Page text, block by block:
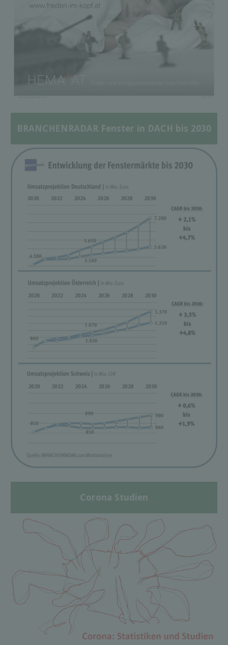
BRANCHENRADAR Fenster in DACH bis 2030
Corona Studien